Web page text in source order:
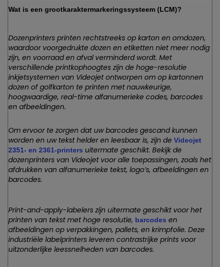
Wat is een grootkaraktermarkeringssysteem (LCM)?
Dozenprinters printen rechtstreeks op karton en omdozen,
waardoor voorgedrukte dozen en etiketten niet meer nodig
zijn, en voorraad en afval verminderd wordt. Met
verschillende printkophoogtes zijn de hoge-resolutie
inkjetsystemen van Videojet ontworpen om op kartonnen
dozen of golfkarton te printen met nauwkeurige,
hoogwaardige, real-time alfanumerieke codes, barcodes
en afbeeldingen.
Om ervoor te zorgen dat uw barcodes gescand kunnen
worden en uw tekst helder en leesbaar is, zijn de Videojet
2351- en 2361-printers uitermate geschikt. Bekijk de
dozenprinters van Videojet voor alle toepassingen, zoals het
afdrukken van alfanumerieke tekst, logo’s, afbeeldingen en
barcodes.
Print-and-apply-labelers zijn uitermate geschikt voor het
printen van tekst met hoge resolutie, barcodes en
afbeeldingen op verpakkingen, pallets, en krimpfolie. Deze
industriële labelprinters leveren contrastrijke prints voor
uitzonderlijke leessnelheden van barcodes.